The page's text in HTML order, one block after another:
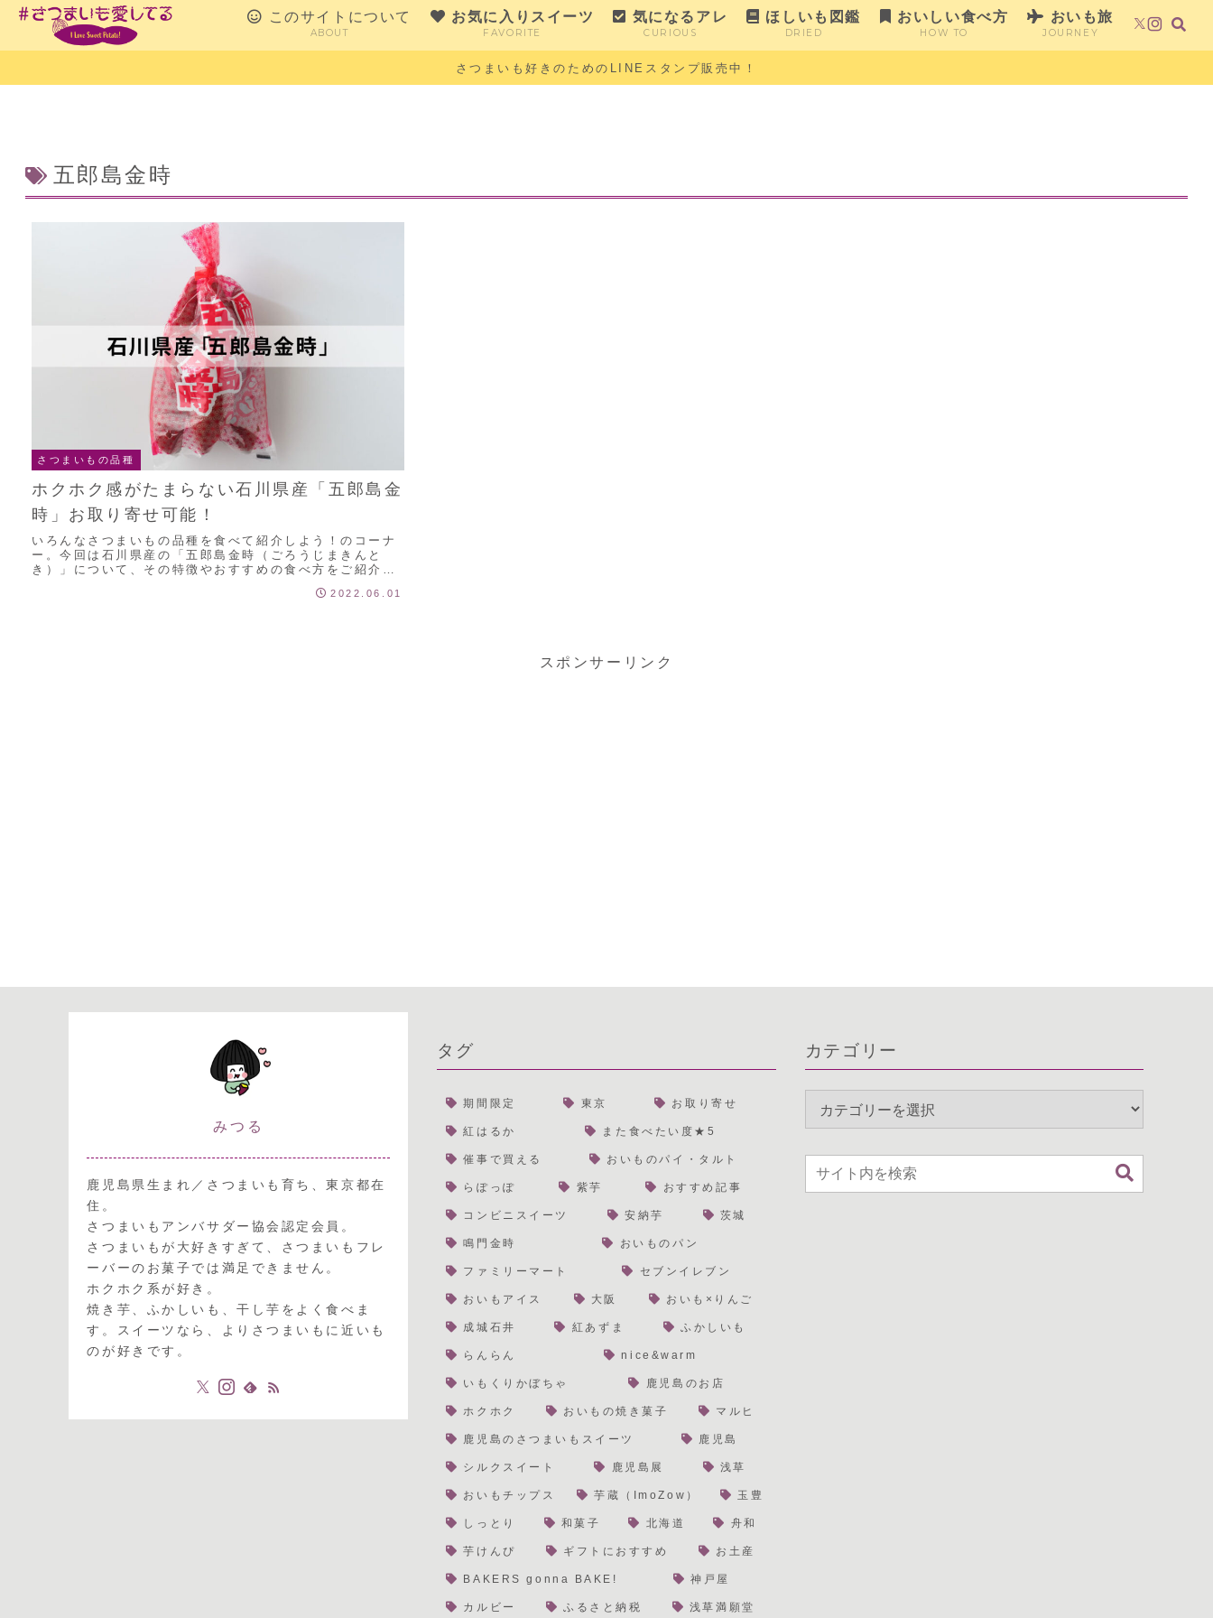
このサイトについて
ABOUT
お気に入りスイーツ
FAVORITE
気になるアレ
CURIOUS
ほしいも図鑑
DRIED
おいしい食べ方
HOW TO
おいも旅
JOURNEY
さつまいも好きのためのLINEスタンプ販売中！
五郎島金時
さつまいもの品種
ホクホク感がたまらない石川県産「五郎島金
時」お取り寄せ可能！
いろんなさつまいもの品種を食べて紹介しよう！のコーナ
ー。今回は石川県産の「五郎島金時（ごろうじまきんと
き）」について、その特徴やおすすめの食べ方をご紹介し
2022.06.01
スポンサーリンク
みつる
鹿児島県生まれ／さつまいも育ち、東京都在
住。
さつまいもアンバサダー協会認定会員。
さつまいもが大好きすぎて、さつまいもフレ
ーバーのお菓子では満足できません。
ホクホク系が好き。
焼き芋、ふかしいも、干し芋をよく食べま
す。スイーツなら、よりさつまいもに近いも
のが好きです。
タグ
期間限定 東京 お取り寄せ
紅はるか また食べたい度★5
催事で買える おいものパイ・タルト
らぽっぽ 紫芋 おすすめ記事
コンビニスイーツ 安納芋 茨城
鳴門金時 おいものパン
ファミリーマート セブンイレブン
おいもアイス 大阪 おいも×りんご
成城石井 紅あずま ふかしいも
らんらん nice&warm
いもくりかぼちゃ 鹿児島のお店
ホクホク おいもの焼き菓子 マルヒ
鹿児島のさつまいもスイーツ 鹿児島
シルクスイート 鹿児島展 浅草
おいもチップス 芋蔵（ImoZow） 玉豊
しっとり 和菓子 北海道 舟和
芋けんぴ ギフトにおすすめ お土産
BAKERS gonna BAKE! 神戸屋
カルビー ふるさと納税 浅草満願堂
カテゴリー